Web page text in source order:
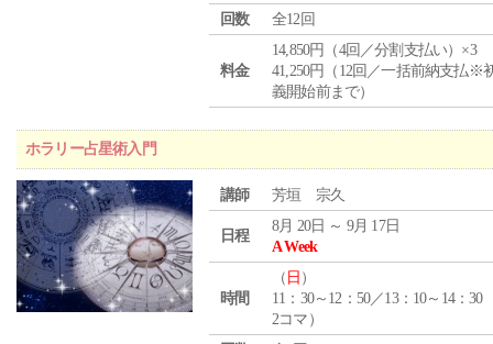
回数
全12回
料金
14,850円（4回／分割支払い）×3
41,250円（12回／一括前納支払※
義開始前まで）
ホラリー占星術入門
講師 芳垣 宗久
日程
8月 20日 ～ 9月 17日
A Week
時間
（ 日 ）
11：30～12：50／13：10～14：30
2コマ）